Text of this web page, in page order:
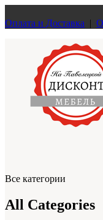
Оплата и Доставка |
Все категории
All Categories